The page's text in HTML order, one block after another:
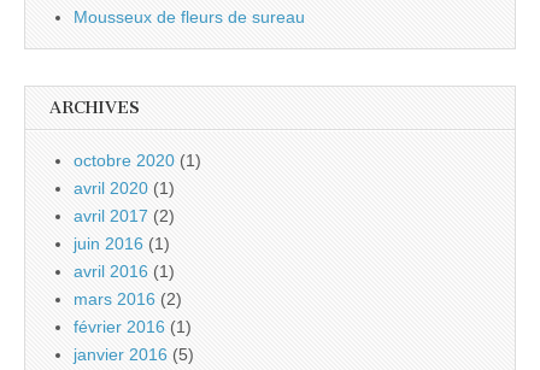
Mousseux de fleurs de sureau
ARCHIVES
octobre 2020 (1)
avril 2020 (1)
avril 2017 (2)
juin 2016 (1)
avril 2016 (1)
mars 2016 (2)
février 2016 (1)
janvier 2016 (5)